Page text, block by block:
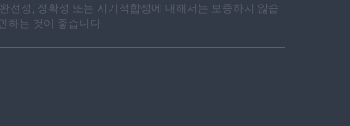
전성, 정확성 또는 시기적합성에 대해서는 보증하지 않습
하는 것이 좋습니다.